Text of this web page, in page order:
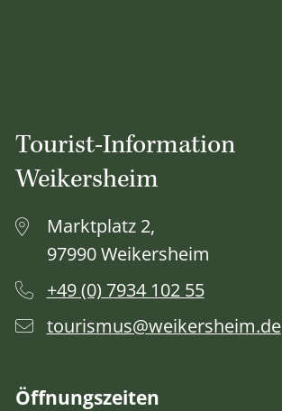
Tourist-Information
Weikersheim
Marktplatz 2,
97990 Weikersheim
+49 (0) 7934 102 55
tourismus@weikersheim.de
Öffnungszeiten